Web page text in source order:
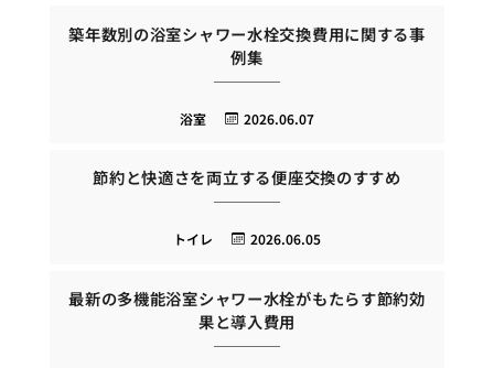
築年数別の浴室シャワー水栓交換費用に関する事
例集
2026.06.07
浴室
節約と快適さを両立する便座交換のすすめ
2026.06.05
トイレ
最新の多機能浴室シャワー水栓がもたらす節約効
果と導入費用